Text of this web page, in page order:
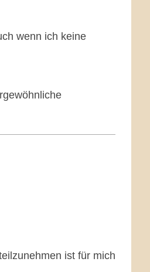
wenn ich keine
ist für mich